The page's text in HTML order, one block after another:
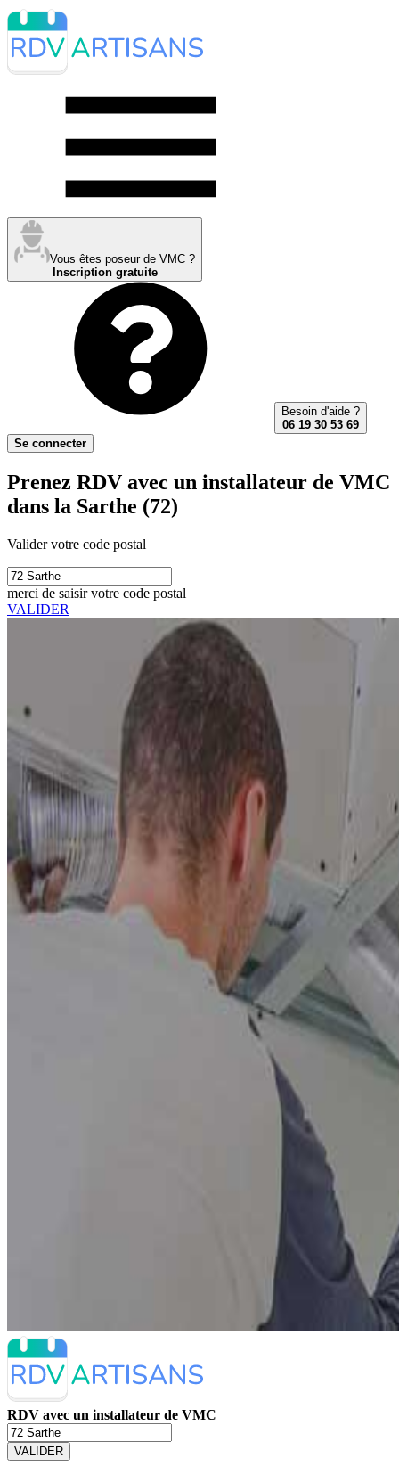
Vous êtes poseur de VMC ?
Inscription gratuite
Besoin d'aide ?
06 19 30 53 69
Se connecter
Prenez RDV avec un installateur de VMC
dans la Sarthe (72)
Valider votre code postal
merci de saisir votre code postal
VALIDER
RDV avec un installateur de VMC
VALIDER